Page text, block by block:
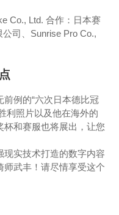
Co., Ltd. 合作：日本赛
司、Sunrise Pro Co.,
例的“六次日本德比冠
利照片以及他在海外的
和赛服也将展出，让您
现实技术打造的数字内容
武丰！请尽情享受这个